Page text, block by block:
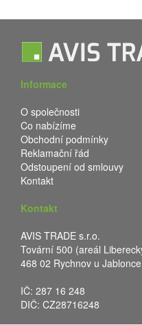
Informace
O společnosti
Co nabízíme
Obchodní podmínky
Reklamační řád
Odstoupení od smlouvy
Kontakt
Kontakt
AVIS TRADE s.r.o.
Tovární 500 (areál
468 02 Rychnov u
IČ: 287 16 248
DIČ: CZ28716248